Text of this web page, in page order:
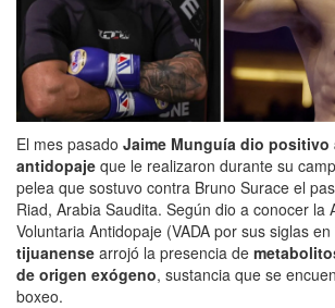
El mes pasado Jaime Munguía dio positivo
antidopaje que le realizaron durante su
pelea que sostuvo contra Bruno Surace el
Riad, Arabia Saudita. Según dio a conocer la
Voluntaria Antidopaje (VADA por sus siglas
tijuanense arrojó la presencia de
de origen exógeno, sustancia que se
boxeo.